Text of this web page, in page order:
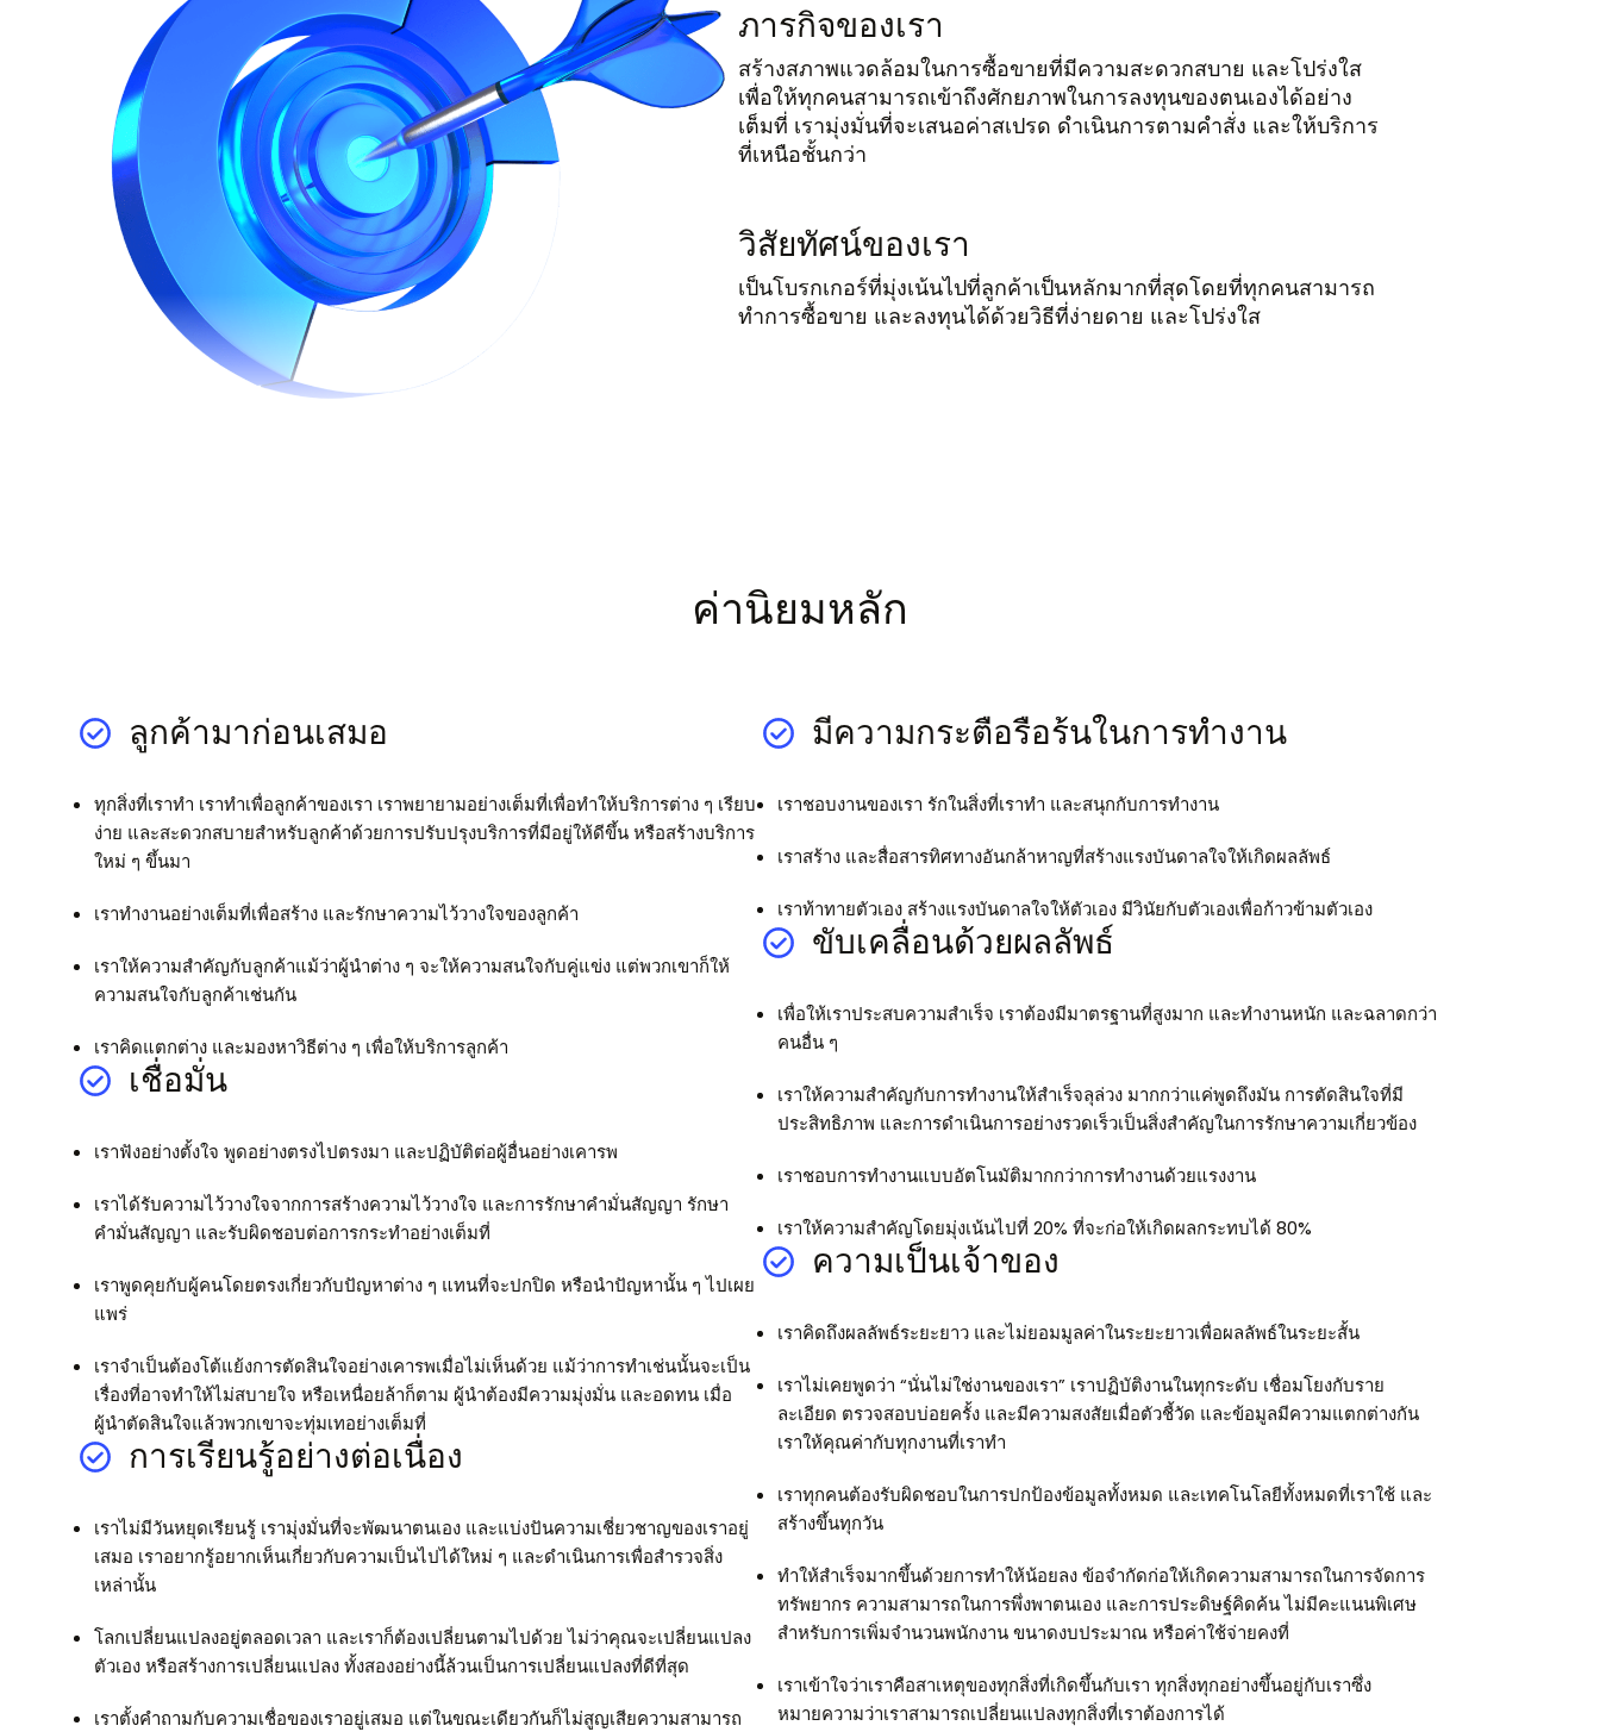
ภารกิจของเรา
สร้างสภาพแวดล้อมในการซื้อขายที่มีความสะดวกสบาย และโปร่งใส
เพื่อให้ทุกคนสามารถเข้าถึงศักยภาพในการลงทุนของตนเองได้อย่าง
เต็มที่ เรามุ่งมั่นที่จะเสนอค่าสเปรด ดำเนินการตามคำสั่ง และให้บริการ
ที่เหนือชั้นกว่า
วิสัยทัศน์ของเรา
เป็นโบรกเกอร์ที่มุ่งเน้นไปที่ลูกค้าเป็นหลักมากที่สุดโดยที่ทุกคนสามารถ
ทำการซื้อขาย และลงทุนได้ด้วยวิธีที่ง่ายดาย และโปร่งใส
ค่านิยมหลัก
ลูกค้ามาก่อนเสมอ
ทุกสิ่งที่เราทำ เราทำเพื่อลูกค้าของเรา เราพยายามอย่างเต็มที่เพื่อทำให้บริการต่าง ๆ เรียบ
ง่าย และสะดวกสบายสำหรับลูกค้าด้วยการปรับปรุงบริการที่มีอยู่ให้ดีขึ้น หรือสร้างบริการ
ใหม่ ๆ ขึ้นมา
เราทำงานอย่างเต็มที่เพื่อสร้าง และรักษาความไว้วางใจของลูกค้า
เราให้ความสำคัญกับลูกค้าแม้ว่าผู้นำต่าง ๆ จะให้ความสนใจกับคู่แข่ง แต่พวกเขาก็ให้
ความสนใจกับลูกค้าเช่นกัน
เราคิดแตกต่าง และมองหาวิธีต่าง ๆ เพื่อให้บริการลูกค้า
เชื่อมั่น
เราฟังอย่างตั้งใจ พูดอย่างตรงไปตรงมา และปฏิบัติต่อผู้อื่นอย่างเคารพ
เราได้รับความไว้วางใจจากการสร้างความไว้วางใจ และการรักษาคำมั่นสัญญา รักษา
คำมั่นสัญญา และรับผิดชอบต่อการกระทำอย่างเต็มที่
เราพูดคุยกับผู้คนโดยตรงเกี่ยวกับปัญหาต่าง ๆ แทนที่จะปกปิด หรือนำปัญหานั้น ๆ ไปเผย
แพร่
เราจำเป็นต้องโต้แย้งการตัดสินใจอย่างเคารพเมื่อไม่เห็นด้วย แม้ว่าการทำเช่นนั้นจะเป็น
เรื่องที่อาจทำให้ไม่สบายใจ หรือเหนื่อยล้าก็ตาม ผู้นำต้องมีความมุ่งมั่น และอดทน เมื่อ
ผู้นำตัดสินใจแล้วพวกเขาจะทุ่มเทอย่างเต็มที่
การเรียนรู้อย่างต่อเนื่อง
เราไม่มีวันหยุดเรียนรู้ เรามุ่งมั่นที่จะพัฒนาตนเอง และแบ่งปันความเชี่ยวชาญของเราอยู่
เสมอ เราอยากรู้อยากเห็นเกี่ยวกับความเป็นไปได้ใหม่ ๆ และดำเนินการเพื่อสำรวจสิ่ง
เหล่านั้น
โลกเปลี่ยนแปลงอยู่ตลอดเวลา และเราก็ต้องเปลี่ยนตามไปด้วย ไม่ว่าคุณจะเปลี่ยนแปลง
ตัวเอง หรือสร้างการเปลี่ยนแปลง ทั้งสองอย่างนี้ล้วนเป็นการเปลี่ยนแปลงที่ดีที่สุด
เราตั้งคำถามกับความเชื่อของเราอยู่เสมอ แต่ในขณะเดียวกันก็ไม่สูญเสียความสามารถ
มีความกระตือรือร้นในการทำงาน
เราชอบงานของเรา รักในสิ่งที่เราทำ และสนุกกับการทำงาน
เราสร้าง และสื่อสารทิศทางอันกล้าหาญที่สร้างแรงบันดาลใจให้เกิดผลลัพธ์
เราท้าทายตัวเอง สร้างแรงบันดาลใจให้ตัวเอง มีวินัยกับตัวเองเพื่อก้าวข้ามตัวเอง
ขับเคลื่อนด้วยผลลัพธ์
เพื่อให้เราประสบความสำเร็จ เราต้องมีมาตรฐานที่สูงมาก และทำงานหนัก และฉลาดกว่า
คนอื่น ๆ
เราให้ความสำคัญกับการทำงานให้สำเร็จลุล่วง มากกว่าแค่พูดถึงมัน การตัดสินใจที่มี
ประสิทธิภาพ และการดำเนินการอย่างรวดเร็วเป็นสิ่งสำคัญในการรักษาความเกี่ยวข้อง
เราชอบการทำงานแบบอัตโนมัติมากกว่าการทำงานด้วยแรงงาน
เราให้ความสำคัญโดยมุ่งเน้นไปที่ 20% ที่จะก่อให้เกิดผลกระทบได้ 80%
ความเป็นเจ้าของ
เราคิดถึงผลลัพธ์ระยะยาว และไม่ยอมมูลค่าในระยะยาวเพื่อผลลัพธ์ในระยะสั้น
เราไม่เคยพูดว่า “นั่นไม่ใช่งานของเรา” เราปฏิบัติงานในทุกระดับ เชื่อมโยงกับราย
ละเอียด ตรวจสอบบ่อยครั้ง และมีความสงสัยเมื่อตัวชี้วัด และข้อมูลมีความแตกต่างกัน
เราให้คุณค่ากับทุกงานที่เราทำ
เราทุกคนต้องรับผิดชอบในการปกป้องข้อมูลทั้งหมด และเทคโนโลยีทั้งหมดที่เราใช้ และ
สร้างขึ้นทุกวัน
ทำให้สำเร็จมากขึ้นด้วยการทำให้น้อยลง ข้อจำกัดก่อให้เกิดความสามารถในการจัดการ
ทรัพยากร ความสามารถในการพึ่งพาตนเอง และการประดิษฐ์คิดค้น ไม่มีคะแนนพิเศษ
สำหรับการเพิ่มจำนวนพนักงาน ขนาดงบประมาณ หรือค่าใช้จ่ายคงที่
เราเข้าใจว่าเราคือสาเหตุของทุกสิ่งที่เกิดขึ้นกับเรา ทุกสิ่งทุกอย่างขึ้นอยู่กับเราซึ่ง
หมายความว่าเราสามารถเปลี่ยนแปลงทุกสิ่งที่เราต้องการได้